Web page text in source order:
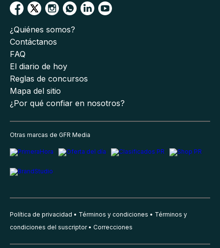
¿Quiénes somos?
Contáctanos
FAQ
El diario de hoy
Reglas de concursos
Mapa del sitio
¿Por qué confiar en nosotros?
Otras marcas de GFR Media
Política de privacidad Términos y condiciones
Términos y
condiciones del suscriptor
Correcciones